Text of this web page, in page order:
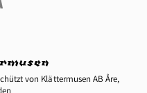
von Klättermusen AB Åre,